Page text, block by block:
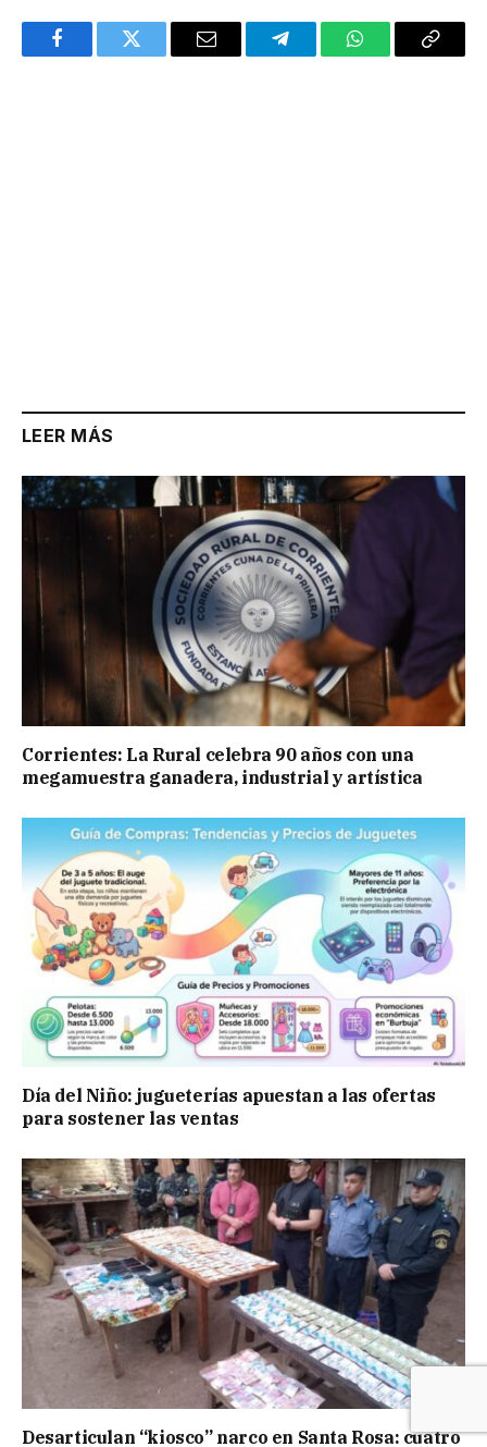
FacebookTwitter Email TelegramWhatsAppCopy
LEER MÁS
Corrientes: La Rural celebra 90 años con una
megamuestra ganadera, industrial y artística
Día del Niño: jugueterías apuestan a las ofertas
para sostener las ventas
Desarticulan “kiosco” narco en Santa Rosa: cuatro